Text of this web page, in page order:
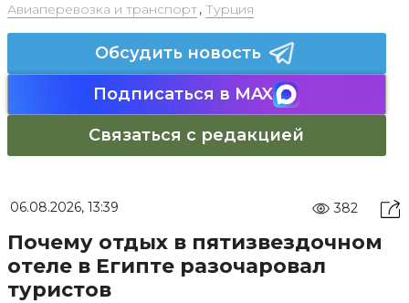
Авиаперевозка и транспорт, Турция
Обсудить новость
Подписаться в MAX
Связаться с редакцией
06.08.2026, 13:39 382
Почему отдых в пятизвездочном
отеле в Египте разочаровал
туристов